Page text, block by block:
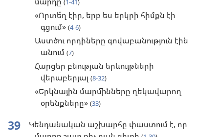
(1-41)
«Որտե՞ղ էիր, երբ ես երկրի հիմքն էի
գցում» (4-6)
Աստծու որդիները գովաբանություն էին
անում (7)
Հարցեր բնության երևույթների
վերաբերյալ (8-32)
«Երկնային մարմինները ղեկավարող
օրենքները» (33)
39
Կենդանական աշխարհը փաստում է, որ